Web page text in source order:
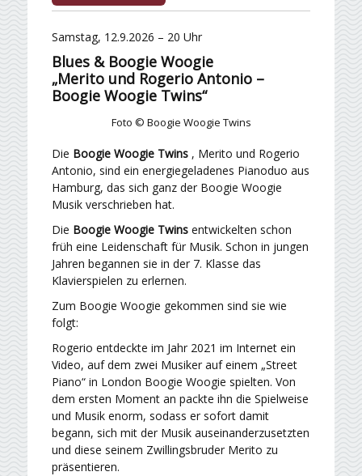
Samstag, 12.9.2026 – 20 Uhr
Blues & Boogie Woogie
„Merito und Rogerio Antonio –
Boogie Woogie Twins“
Foto © Boogie Woogie Twins
Die Boogie Woogie Twins , Merito und Rogerio
Antonio, sind ein energiegeladenes Pianoduo aus
Hamburg, das sich ganz der Boogie Woogie
Musik verschrieben hat.
Die Boogie Woogie Twins entwickelten schon
früh eine Leidenschaft für Musik. Schon in jungen
Jahren begannen sie in der 7. Klasse das
Klavierspielen zu erlernen.
Zum Boogie Woogie gekommen sind sie wie
folgt:
Rogerio entdeckte im Jahr 2021 im Internet ein
Video, auf dem zwei Musiker auf einem „Street
Piano“ in London Boogie Woogie spielten. Von
dem ersten Moment an packte ihn die Spielweise
und Musik enorm, sodass er sofort damit
begann, sich mit der Musik auseinanderzusetzten
und diese seinem Zwillingsbruder Merito zu
präsentieren.